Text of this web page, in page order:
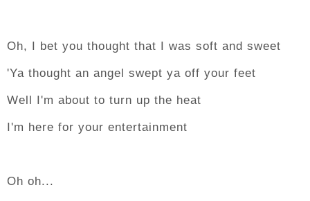
Oh, I bet you thought that I was soft and sweet
'Ya thought an angel swept ya off your feet
Well I'm about to turn up the heat
I'm here for your entertainment
Oh oh...